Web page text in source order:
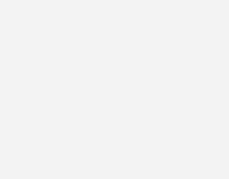
Bis zum Jahr 2020 wurde das
betrieben. Das führte dazu, dass
Überschuss an Wärme im
benachbarte Sonden beeinflusst
des Erdreichs führte unter anderem
reagiert auf eine Vorhersage und